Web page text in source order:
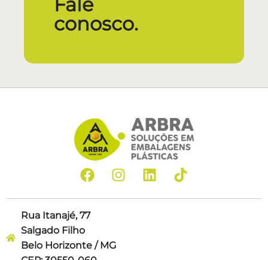
conosco.
Rua Itanajé, 77
Salgado Filho
Belo Horizonte / MG